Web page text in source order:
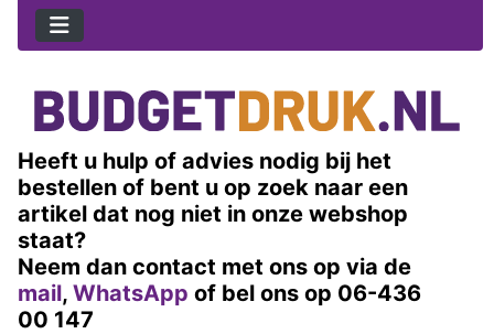
Heeft u hulp of advies nodig bij het
bestellen of bent u op zoek naar een
artikel dat nog niet in onze webshop
staat?
Neem dan contact met ons op via de
mail, WhatsApp of bel ons op 06-436
00 147